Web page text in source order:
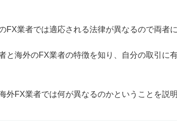
FX業者では適応される法律が異なるので両者
と海外のFX業者の特徴を知り、自分の取引に
外FX業者では何が異なるのかということを説